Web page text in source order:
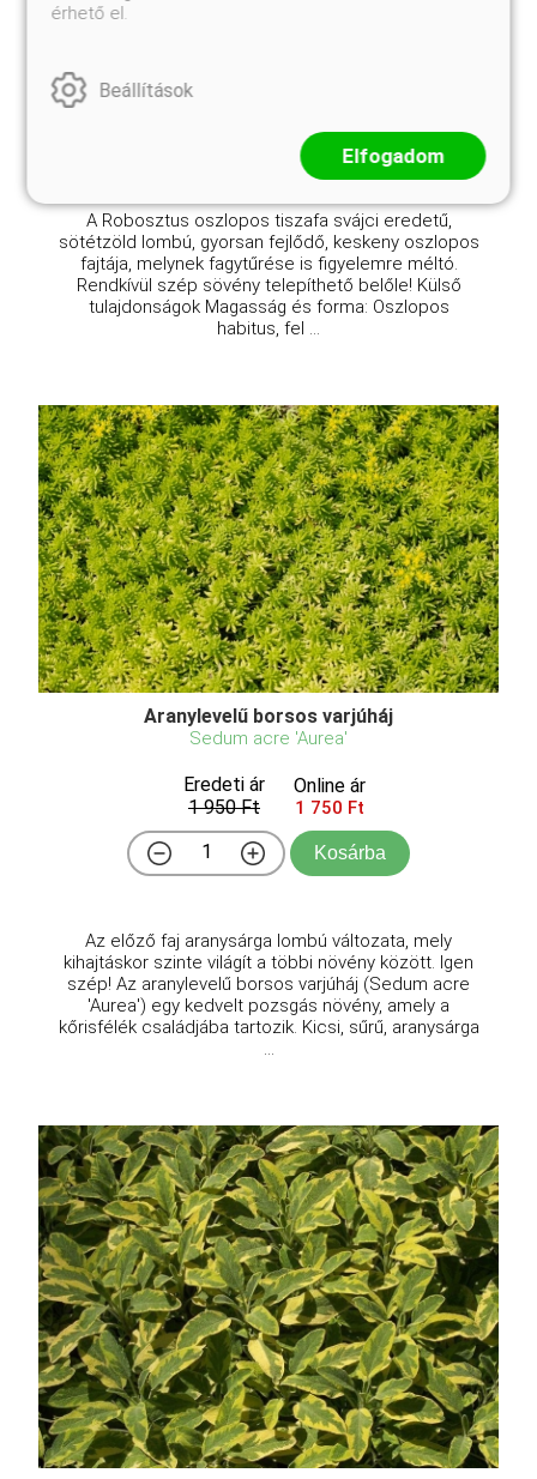
4 950 Ft
Kosárba
A Robosztus oszlopos tiszafa svájci eredetű,
sötétzöld lombú, gyorsan fejlődő, keskeny oszlopos
fajtája, melynek fagytűrése is figyelemre méltó.
Rendkívül szép sövény telepíthető belőle! Külső
tulajdonságok Magasság és forma: Oszlopos
habitus, fel ...
Aranylevelű borsos varjúháj
Sedum acre 'Aurea'
Eredeti ár
1 950 Ft
Online ár
1 750 Ft
Kosárba
Az előző faj aranysárga lombú változata, mely
kihajtáskor szinte világít a többi növény között. Igen
szép! Az aranylevelű borsos varjúháj (Sedum acre
'Aurea') egy kedvelt pozsgás növény, amely a
kőrisfélék családjába tartozik. Kicsi, sűrű, aranysárga
érhető el.
Beállítások
Elfogadom